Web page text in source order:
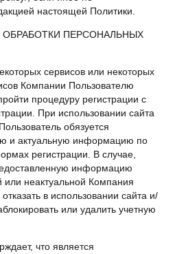
настоящей Политики.
ПЕРСОНАЛЬНЫХ
сервисов или некоторых
Компании Пользователю
процедуру регистрации с
При использовании сайта
обязуется
и актуальную информацию по
регистрации. В случае,
информацию
или неактуальной Компания
в использовании сайта и/
или удалить учетную
что является